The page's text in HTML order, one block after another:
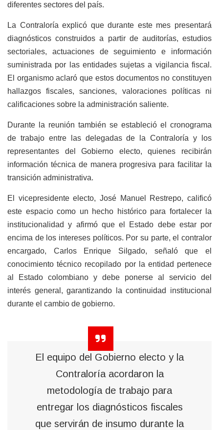
diferentes sectores del país.
La Contraloría explicó que durante este mes presentará
diagnósticos construidos a partir de auditorías, estudios
sectoriales, actuaciones de seguimiento e información
suministrada por las entidades sujetas a vigilancia fiscal.
El organismo aclaró que estos documentos no constituyen
hallazgos fiscales, sanciones, valoraciones políticas ni
calificaciones sobre la administración saliente.
Durante la reunión también se estableció el cronograma
de trabajo entre las delegadas de la Contraloría y los
representantes del Gobierno electo, quienes recibirán
información técnica de manera progresiva para facilitar la
transición administrativa.
El vicepresidente electo, José Manuel Restrepo, calificó
este espacio como un hecho histórico para fortalecer la
institucionalidad y afirmó que el Estado debe estar por
encima de los intereses políticos. Por su parte, el contralor
encargado, Carlos Enrique Silgado, señaló que el
conocimiento técnico recopilado por la entidad pertenece
al Estado colombiano y debe ponerse al servicio del
interés general, garantizando la continuidad institucional
durante el cambio de gobierno.
El equipo del Gobierno electo y la
Contraloría acordaron la
metodología de trabajo para
entregar los diagnósticos fiscales
que servirán de insumo durante la